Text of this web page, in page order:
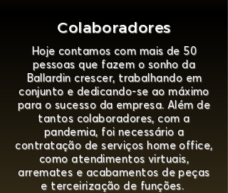
Colaboradores
Hoje contamos com mais de 50
pessoas que fazem o sonho da
Ballardin crescer, trabalhando em
conjunto e dedicando-se ao máximo
para o sucesso da empresa. Além de
tantos colaboradores, com a
pandemia, foi necessário a
contratação de serviços home office,
como atendimentos virtuais,
arremates e acabamentos de peças
e terceirização de funções.